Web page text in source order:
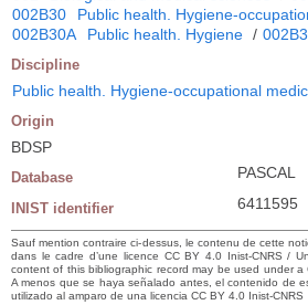
002B30
Public health. Hygiene-
002B30A
Public health. Hygiene /
Discipline
Public health. Hygiene-occupational
Origin
BDSP
Database PASCAL
INIST identifier 6411595
Sauf mention contraire ci-dessus, le contenu de cette
dans le cadre d’une licence CC BY 4.0 Inist-CNRS /
content of this bibliographic record may be used under a
A menos que se haya señalado antes, el contenido de
utilizado al amparo de una licencia CC BY 4.0 Inist-CNRS